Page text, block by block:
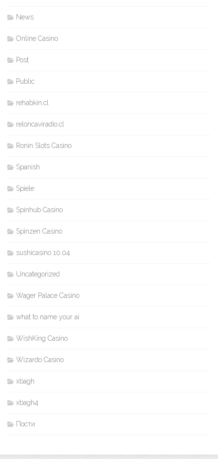
News
Online Casino
Post
Public
rehabkin.cl
reloncaviradio.cl
Ronin Slots Casino
Spanish
Spiele
Spinhub Casino
Spinzen Casino
sushicasino 10.04
Uncategorized
Wager Palace Casino
what to name your ai
WishKing Casino
Wizardo Casino
xbagh
xbagh4
Пости